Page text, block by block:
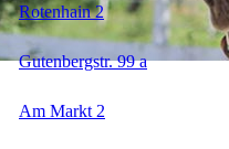
Rotenhain 2
Gutenbergstr. 99 a
Am Markt 2